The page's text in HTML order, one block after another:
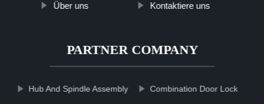
Über uns Kontaktiere uns
PARTNER COMPANY
Hub And Spindle Assembly Combination Door Lock